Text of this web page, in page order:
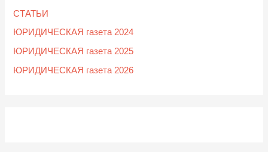
СТАТЬИ
ЮРИДИЧЕСКАЯ газета 2024
ЮРИДИЧЕСКАЯ газета 2025
ЮРИДИЧЕСКАЯ газета 2026